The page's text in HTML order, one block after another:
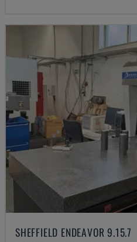
SHEFFIELD ENDEAVOR 9.15.7